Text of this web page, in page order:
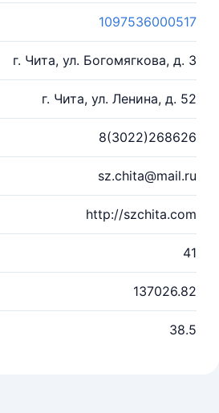
1097536000517
г. Чита, ул. Богомягкова, д. 3
г. Чита, ул. Ленина, д. 52
8(3022)268626
sz.chita@mail.ru
http://szchita.com
41
137026.82
38.5